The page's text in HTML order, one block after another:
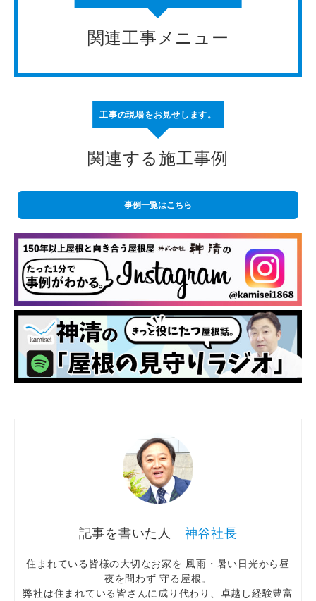
関連工事メニュー
工事の現場をお見せします。
関連する施工事例
事例一覧はこちら
神谷社長
住まれている皆様の大切なお家を 風雨・暑い日光から昼
夜を問わず 守る屋根。
弊社は住まれている皆さんに成り代わり、卓越し経験豊富